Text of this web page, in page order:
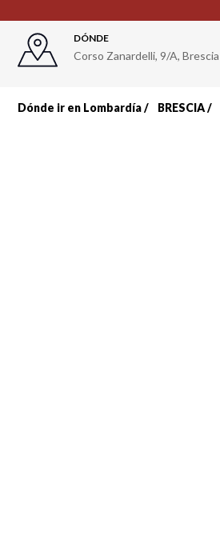
DÓNDE
Corso Zanardelli, 9/A, Brescia
Dónde ir en Lombardía BRESCIA